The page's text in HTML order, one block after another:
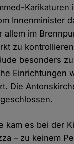
Karikaturen
Innenminister
allem im
zu
besonders
Einrichtungen
Die
kam es bei der
– zu keinem